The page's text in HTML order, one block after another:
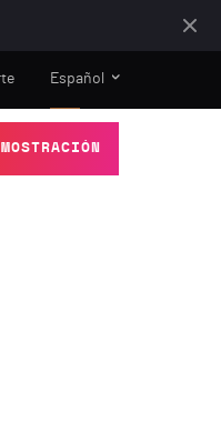
Español